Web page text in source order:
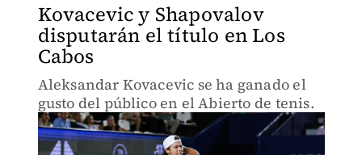
Kovacevic y Shapovalov
disputarán el título en Los
Cabos
Aleksandar Kovacevic se ha ganado el
gusto del público en el Abierto de tenis.